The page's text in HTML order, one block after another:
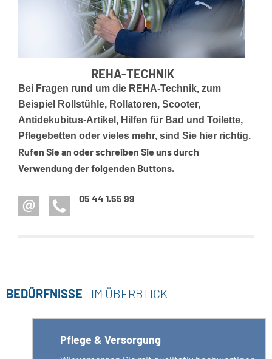
ORTHOPÄDIE-TECHNIK
Bei Fragen rund um die Orthopädie-Technik, zum
Beispiel Prothesen, Orthesen, Mieder,
Verbrennungsversorgung, Einlagen für Schuhe
oder vieles mehr, sind Sie hier richtig.Rufen Sie an
oder schreiben Sie uns durch Verwendung der
folgenden Buttons.
05 44 1.55 99
BEDÜRFNISSE IM ÜBERBLICK
Pflege & Versorgung